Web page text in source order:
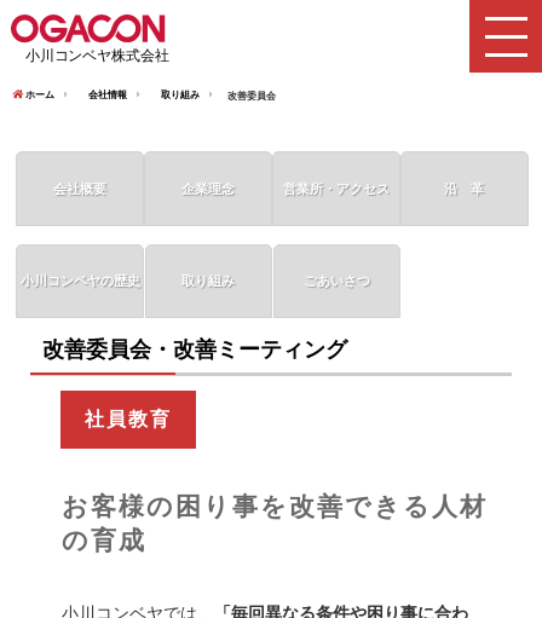
ホーム 会社情報 取り組み 改善委員会
会社概要 企業理念 営業所・アクセス 沿 革
小川コンベヤの歴史 取り組み ごあいさつ
改善委員会・改善ミーティング
社員教育
お客様の困り事を改善できる人材
の育成
小川コンベヤでは、
「毎回異なる条件や困り事に合わ